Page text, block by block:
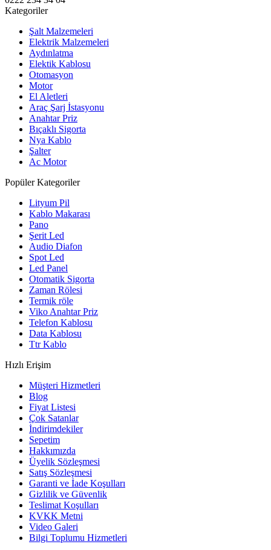
Kategoriler
Şalt Malzemeleri
Elektrik Malzemeleri
Aydınlatma
Elektik Kablosu
Otomasyon
Motor
El Aletleri
Araç Şarj İstasyonu
Anahtar Priz
Bıçaklı Sigorta
Nya Kablo
Şalter
Ac Motor
Popüler Kategoriler
Lityum Pil
Kablo Makarası
Pano
Şerit Led
Audio Diafon
Spot Led
Led Panel
Otomatik Sigorta
Zaman Rölesi
Termik röle
Viko Anahtar Priz
Telefon Kablosu
Data Kablosu
Ttr Kablo
Hızlı Erişim
Müşteri Hizmetleri
Blog
Fiyat Listesi
Çok Satanlar
İndirimdekiler
Sepetim
Hakkımızda
Üyelik Sözleşmesi
Satış Sözleşmesi
Garanti ve İade Koşulları
Gizlilik ve Güvenlik
Teslimat Koşulları
KVKK Metni
Video Galeri
Bilgi Toplumu Hizmetleri